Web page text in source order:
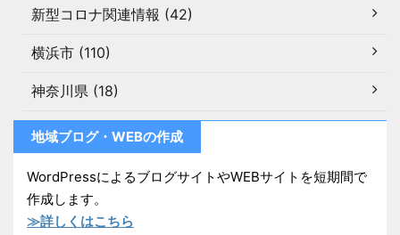
新型コロナ関連情報 (42)
横浜市 (110)
神奈川県 (18)
地域ブログ・WEBの作成
WordPressによるブログサイトやWEBサイトを短期間で
作成します。
≫詳しくはこちら